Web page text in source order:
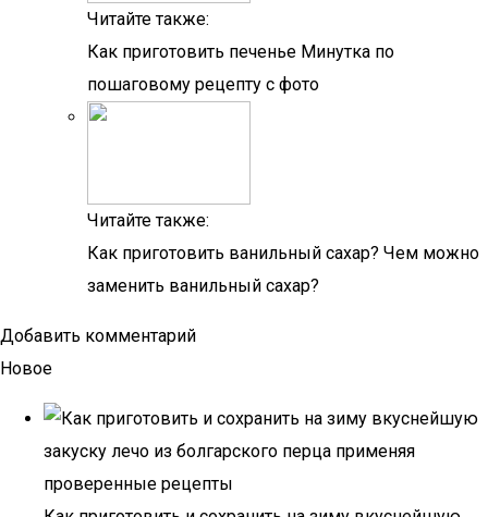
Читайте также:
Как приготовить печенье Минутка по
пошаговому рецепту с фото
Читайте также:
Как приготовить ванильный сахар? Чем можно
заменить ванильный сахар?
Добавить комментарий
Новое